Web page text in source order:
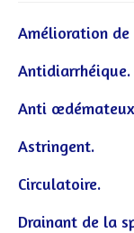
Amélioration
Antidiarrhéique.
Anti
Astringent.
Circulatoire.
Drainant de la